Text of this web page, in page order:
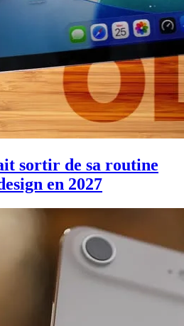
sortir de sa routine
en 2027